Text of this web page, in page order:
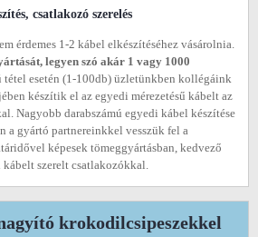
csatlakozó szerelés
érdemes 1-2 kábel elkészítéséhez vásárolnia.
legyen szó akár 1 vagy 1000
tétel esetén (1-100db) üzletünkben kollégáink
készítik el az egyedi mérezetésű kábelt az
Nagyobb darabszámú egyedi kábel készítése
a gyártó partnereinkkel vesszük fel a
képesek tömeggyártásban, kedvező
szerelt csatlakozókkal.
krokodilcsipeszekkel